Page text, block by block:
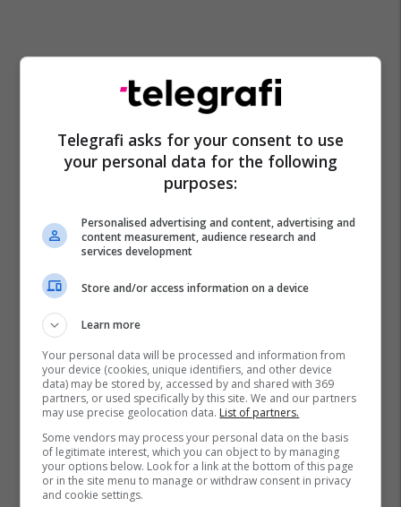
Telegrafi asks for your consent to use
your personal data for the following
purposes:
Personalised advertising and content, advertising and
content measurement, audience research and
services development
Store and/or access information on a device
Learn more
Your personal data will be processed and information from
your device (cookies, unique identifiers, and other device
data) may be stored by, accessed by and shared with 369
partners, or used specifically by this site. We and our partners
may use precise geolocation data. List of partners.
Some vendors may process your personal data on the basis
of legitimate interest, which you can object to by managing
your options below. Look for a link at the bottom of this page
or in the site menu to manage or withdraw consent in privacy
and cookie settings.